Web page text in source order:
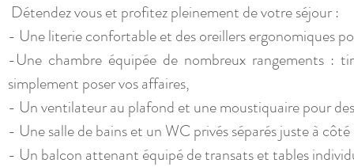
Détendez vous et profitez pleinement de votre séjour :
- Une literie confortable et des oreillers ergonomiques
-Une chambre équipée de nombreux rangements :
simplement poser vos affaires,
- Un ventilateur au plafond et une moustiquaire pour
- Une salle de bains et un WC privés séparésjuste à
- Un balcon attenant équipé de transats et tables